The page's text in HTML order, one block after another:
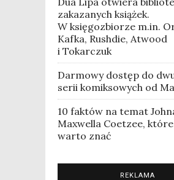
zakazanych książek.
W księgozbiorze m.in.
Kafka, Rushdie, Atwood
i Tokarczuk
Darmowy dostęp do
serii komiksowych od
10 faktów na temat
Maxwella Coetzee, które
warto znać
REKLAMA